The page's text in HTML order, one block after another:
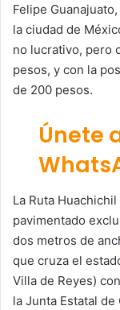
Felipe
la ciudad de
no lucrativo, pero
pesos, y con la
de 200 pesos.
Únete
La Ruta
pavimentado
dos metros de
que cruza el
Villa de Reyes)
la Junta Estatal